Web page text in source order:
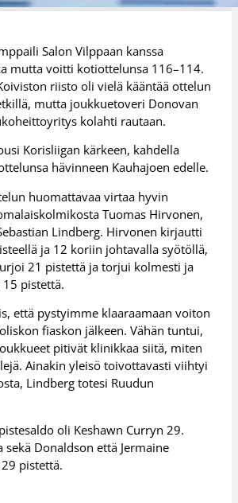
Salon Vilppaan kanssa
mutta voitti kotiottelunsa 116–114.
riisto oli vielä kääntää ottelun
mutta joukkuetoveri Donovan
kolahti rautaan.
Korisliigan kärkeen, kahdella
hävinneen Kauhajoen edelle.
huomattavaa virtaa hyvin
Tuomas Hirvonen,
Lindberg. Hirvonen kirjautti
ja 12 koriin johtavalla syötöllä,
21 pistettä ja torjui kolmesti ja
pistettä.
että pystyimme klaaraamaan voiton
fiaskon jälkeen. Vähän tuntui,
pitivät klinikkaa siitä, miten
Ainakin yleisö toivottavasti viihtyi
Lindberg totesi Ruudun
oli Keshawn Curryn 29.
sekä Donaldson että Jermaine
pistettä.